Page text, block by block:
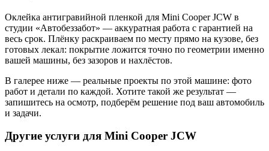
Оклейка антигравийной пленкой для Mini Cooper JCW в
студии «Автобеззабот» — аккуратная работа с гарантией на
весь срок. Плёнку раскраиваем по месту прямо на кузове, без
готовых лекал: покрытие ложится точно по геометрии именно
вашей машины, без зазоров и нахлёстов.
В галерее ниже — реальные проекты по этой машине: фото
работ и детали по каждой. Хотите такой же результат —
запишитесь на осмотр, подберём решение под ваш автомобиль
и задачи.
Другие услуги для Mini Cooper JCW